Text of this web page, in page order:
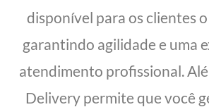
disponível para os clientes
garantindo agilidade e uma
atendimento profissional.
Delivery permite que você